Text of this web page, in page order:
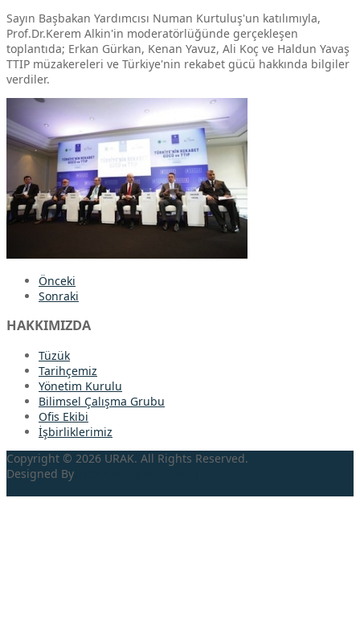
Sayın Başbakan Yardımcısı Numan Kurtuluş'un katılımıyla,
Prof.Dr.Kerem Alkin'in moderatörlüğünde gerçekleşen
toplantıda; Erkan Gürkan, Kenan Yavuz, Ali Koç ve Haldun Yavaş
TTIP müzakereleri ve Türkiye'nin rekabet gücü hakkında bilgiler
verdiler.
Önceki
Sonraki
HAKKIMIZDA
Tüzük
Tarihçemiz
Yönetim Kurulu
Bilimsel Çalışma Grubu
Ofis Ekibi
İşbirliklerimiz
Copyright © 2026 URAK. All Rights Reserved.
Designed By